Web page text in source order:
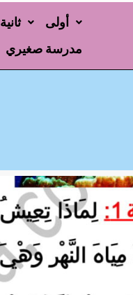
ثانية
أولى
مدرسة صغيري